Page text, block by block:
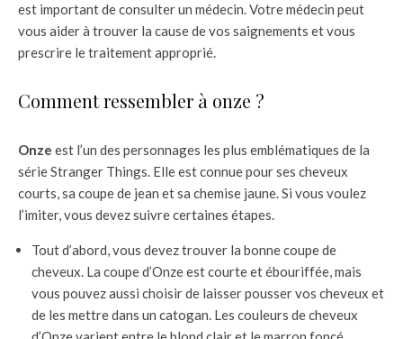
est important de consulter un médecin. Votre médecin peut
vous aider à trouver la cause de vos saignements et vous
prescrire le traitement approprié.
Comment ressembler à onze ?
Onze est l’un des personnages les plus emblématiques de la
série Stranger Things. Elle est connue pour ses cheveux
courts, sa coupe de jean et sa chemise jaune. Si vous voulez
l’imiter, vous devez suivre certaines étapes.
Tout d’abord, vous devez trouver la bonne coupe de
cheveux. La coupe d’Onze est courte et ébouriffée, mais
vous pouvez aussi choisir de laisser pousser vos cheveux et
de les mettre dans un catogan. Les couleurs de cheveux